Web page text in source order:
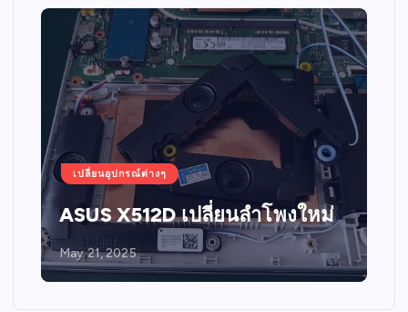
เปลี่ยนอุปกรณ์ต่างๆ
ASUS X512D เปลี่ยนลำโพงใหม่
May 21, 2025